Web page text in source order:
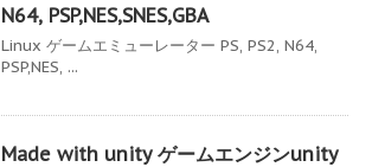
N64, PSP,NES,SNES,GBA
Linux ゲームエミューレーター PS, PS2, N64,
PSP,NES, ...
Made with unity ゲームエンジンunity